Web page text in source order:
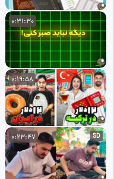
0:31:30
0:19:58
SD
0:23:47